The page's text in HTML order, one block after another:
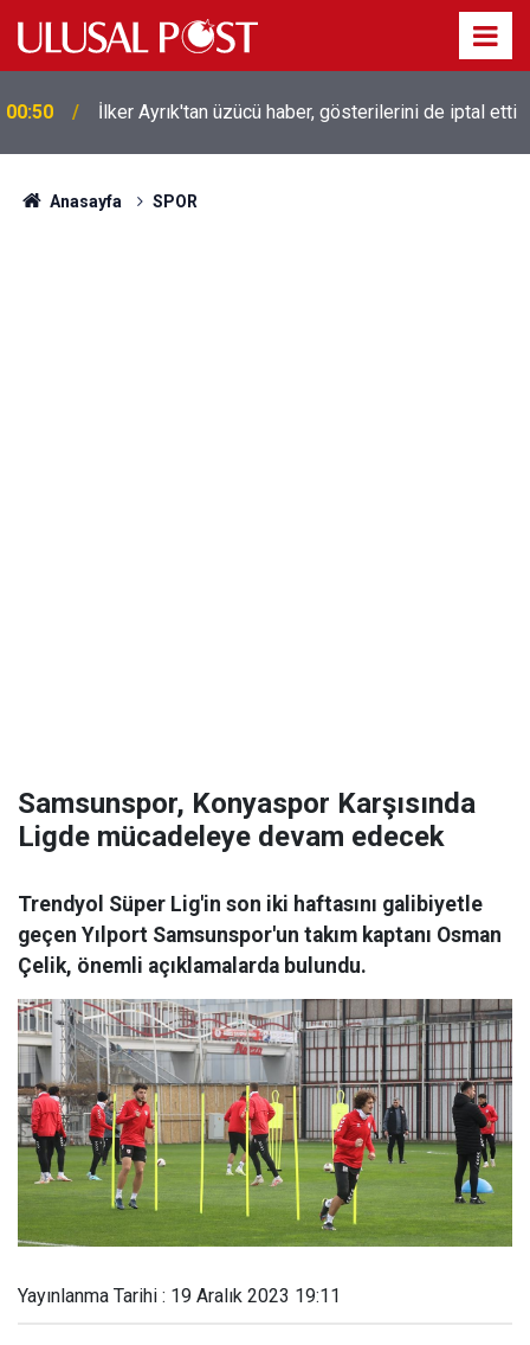
00:39
Liverpool efsanesi Mısırlı yıldız Mohamed Salah
Trabzonspor ile anlaştı! Yarın geliyor
Anasayfa SPOR
Samsunspor, Konyaspor Karşısında
Ligde mücadeleye devam edecek
Trendyol Süper Lig'in son iki haftasını galibiyetle
geçen Yılport Samsunspor'un takım kaptanı Osman
Çelik, önemli açıklamalarda bulundu.
Yayınlanma Tarihi : 19 Aralık 2023 19:11